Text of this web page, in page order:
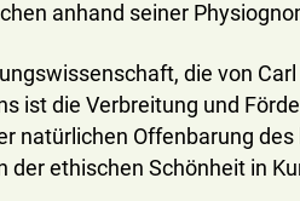
anhand seiner
die von
ist die Verbreitung und
natürlichen Offenbarung
der ethischen Schönheit in